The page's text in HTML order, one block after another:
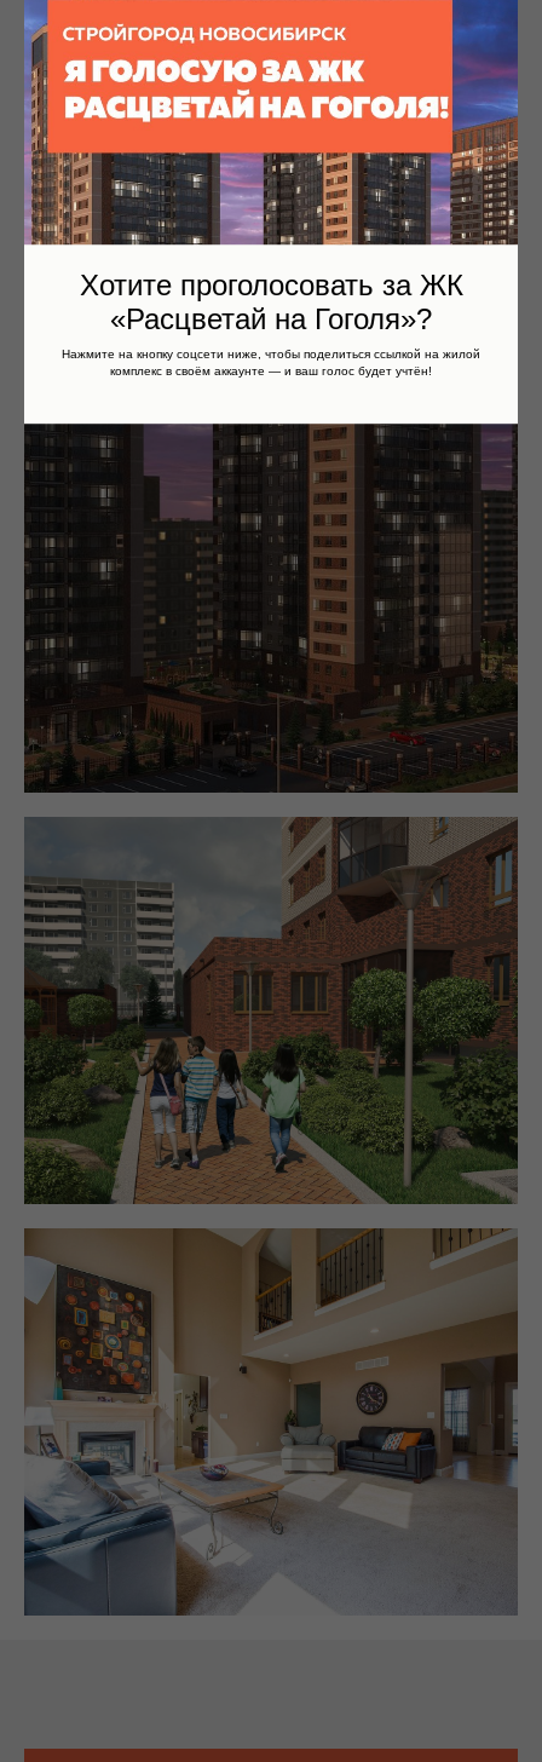
Хотите проголосовать за ЖК
«Расцветай на Гоголя»?
Нажмите на кнопку соцсети ниже, чтобы поделиться ссылкой на жилой
комплекс в своём аккаунте — и ваш голос будет учтён!